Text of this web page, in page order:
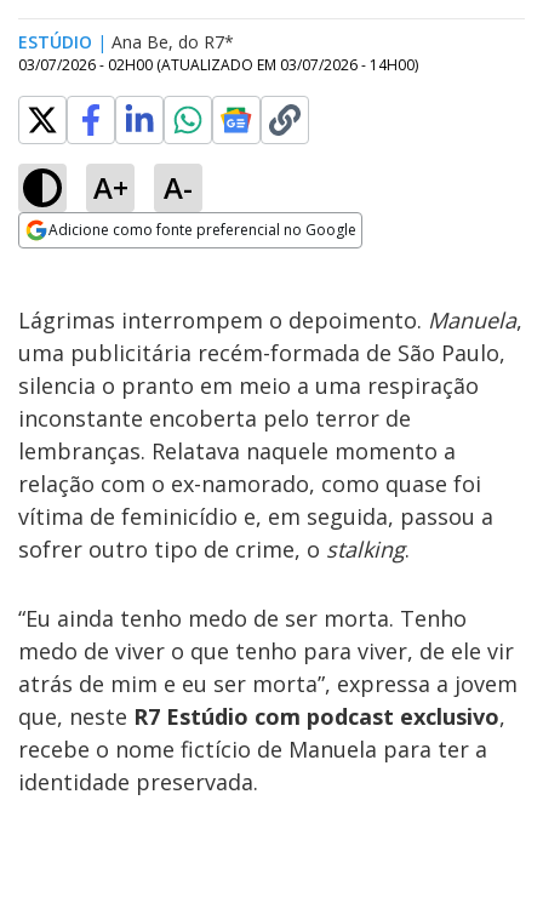
ESTÚDIO | Ana Be, do R7*
03/07/2026 - 02H00 (ATUALIZADO EM 03/07/2026 - 14H00)
A+ A-
Adicione como fonte preferencial no Google
Lágrimas interrompem o depoimento. Manuela,
uma publicitária recém-formada de São Paulo,
silencia o pranto em meio a uma respiração
inconstante encoberta pelo terror de
lembranças. Relatava naquele momento a
relação com o ex-namorado, como quase foi
vítima de feminicídio e, em seguida, passou a
sofrer outro tipo de crime, o stalking.
“Eu ainda tenho medo de ser morta. Tenho
medo de viver o que tenho para viver, de ele vir
atrás de mim e eu ser morta”, expressa a jovem
que, neste R7 Estúdio com podcast exclusivo,
recebe o nome fictício de Manuela para ter a
identidade preservada.